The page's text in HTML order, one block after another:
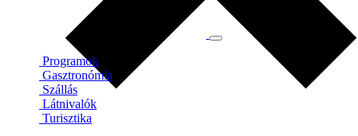
Programok
Gasztronómia
Szállás
Látnivalók
Turisztika